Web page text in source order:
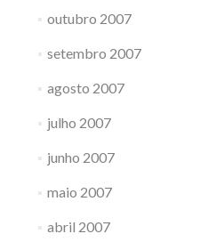
outubro 2007
setembro 2007
agosto 2007
julho 2007
junho 2007
maio 2007
abril 2007